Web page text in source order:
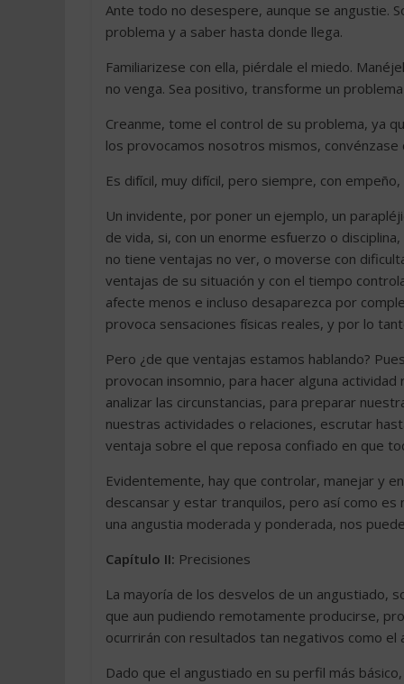
Ante todo no desespere, aunque se angustie.
problema y a saber hasta donde llega.
Familiarizese con ella, piérdale el miedo.
no venga. Sea positivo, transforme un
Creanme, tome el control de su problema, ya
los provocamos nosotros mismos,
Es difícil, muy difícil, pero siempre, con
Un invidente, por poner un ejemplo, un
de vida, si, con un enorme esfuerzo o
no tiene ventajas no ver, o moverse con
ventajas de su situación y con el tiempo
afecte menos e incluso desaparezca por
provoca sensaciones físicas reales, y por lo
Pero ¿de que ventajas estamos hablando?
provocan insomnio, para hacer alguna
analizar las circunstancias, para preparar
nuestras actividades o relaciones, escrutar
ventaja sobre el que reposa confiado en que
Evidentemente, hay que controlar, manejar y
descansar y estar tranquilos, pero así como
una angustia moderada y ponderada, nos
Capítulo II: Precisiones
La mayoría de los desvelos de un angustiado,
que aun pudiendo remotamente producirse,
ocurrirán con resultados tan negativos como el
Dado que el angustiado en su perfil más